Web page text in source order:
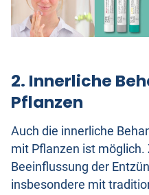
2. Innerliche
Pflanzen
Auch die innerliche
mit Pflanzen ist möglich.
Beeinflussung der
insbesondere mit